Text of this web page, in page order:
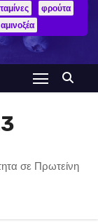
φρούτα
αμινοξέα
σε Πρωτείνη